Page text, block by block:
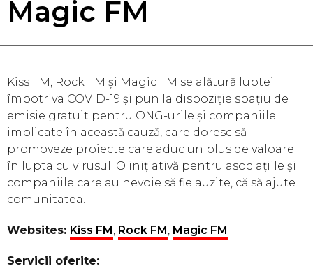
Magic FM
Kiss FM, Rock FM și Magic FM se alătură luptei
împotriva COVID-19 și pun la dispoziție spațiu de
emisie gratuit pentru ONG-urile și companiile
implicate în această cauză, care doresc să
promoveze proiecte care aduc un plus de valoare
în lupta cu virusul. O inițiativă pentru asociațiile și
companiile care au nevoie să fie auzite, că să ajute
comunitatea.
Websites: Kiss FM, Rock FM, Magic FM
Servicii oferite: